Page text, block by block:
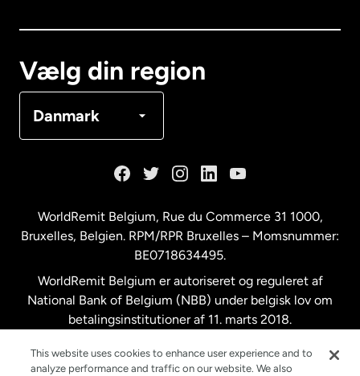
Vælg din region
Danmark
Malaysia
New Zealand
Spanien
WorldRemit Belgium, Rue du Commerce 31 1000,
Bruxelles, Belgien. RPM/RPR Bruxelles – Momsnummer:
BE0718634495.
WorldRemit Belgium er autoriseret og reguleret af
National Bank of Belgium (NBB) under belgisk lov om
betalingsinstitutioner af 11. marts 2018.
This website uses cookies to enhance user experience and to
analyze performance and traffic on our website. We also